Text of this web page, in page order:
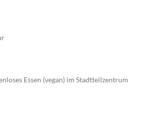
Essen (vegan) im Stadtteilzentrum